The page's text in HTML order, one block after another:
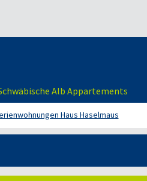
Alb Appartements
Haus Haselmaus